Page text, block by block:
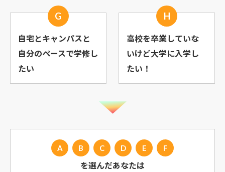
G
自宅とキャンパスと
自分のペースで学修し
たい
H
高校を卒業していな
いけど大学に入学し
たい！
A B C D E F
を選んだあなたは